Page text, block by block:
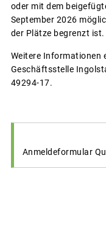
oder mit dem
September 2026
der Plätze begrenzt ist.
Weitere Informationen
Geschäftsstelle
49294-17.
Anmeldeformular